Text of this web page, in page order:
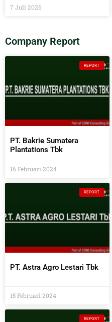
7 Juli 2026
Company Report
REPORT
PT. Bakrie Sumatera
Plantations Tbk
16 Februari 2024
REPORT
PT. Astra Agro Lestari Tbk
15 Februari 2024
REPORT